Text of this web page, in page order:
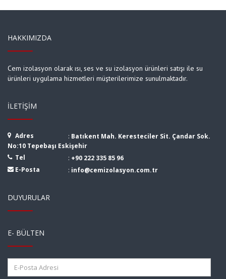
HAKKIMIZDA
Cem izolasyon olarak ısı, ses ve su izolasyon ürünleri satışı ile su
ürünleri uygulama hizmetleri müşterilerimize sunulmaktadır.
İLETIŞIM
Adres : Batıkent Mah. Keresteciler Sit. Çandar Sok.
No:10 Tepebaşı Eskişehir
Tel
: +90 222 335 85 96
E-Posta
: info@cemizolasyon.com.tr
DUYURULAR
E- BÜLTEN